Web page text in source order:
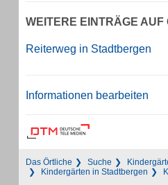
WEITERE EINTRÄGE AUF
Reiterweg in Stadtbergen
Informationen bearbeiten
Das Örtliche Suche
Kindergärten in Stadtbergen